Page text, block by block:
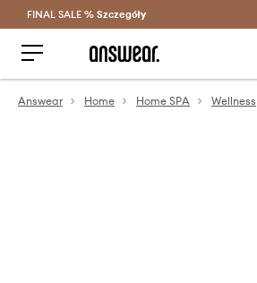
Oszczędzaj z Answear Club >
FINAL SALE % Szczegóły
Answear Home Home SPA Wellness